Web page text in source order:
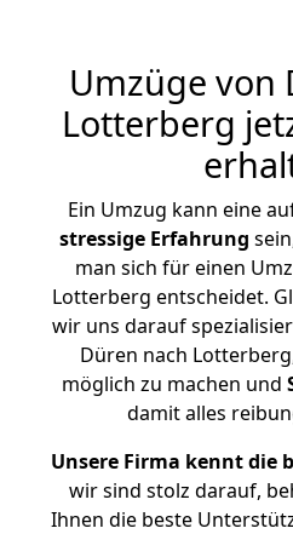
Umzüge von
Lotterberg
Ein Umzug kann eine
stressige Erfahrung
man sich für einen
Lotterberg entscheidet.
wir uns darauf
Düren nach
möglich zu machen und
damit alles
Unsere Firma kennt die
wir sind stolz darauf,
Ihnen die beste